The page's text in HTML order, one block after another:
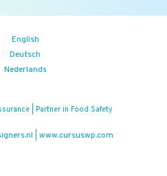
English
Deutsch
Nederlands
| Partner in Food Safety
www.cursuswp.com